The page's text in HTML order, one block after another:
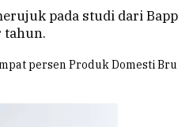
pada studi dari
tahun.
persen Produk Domesti